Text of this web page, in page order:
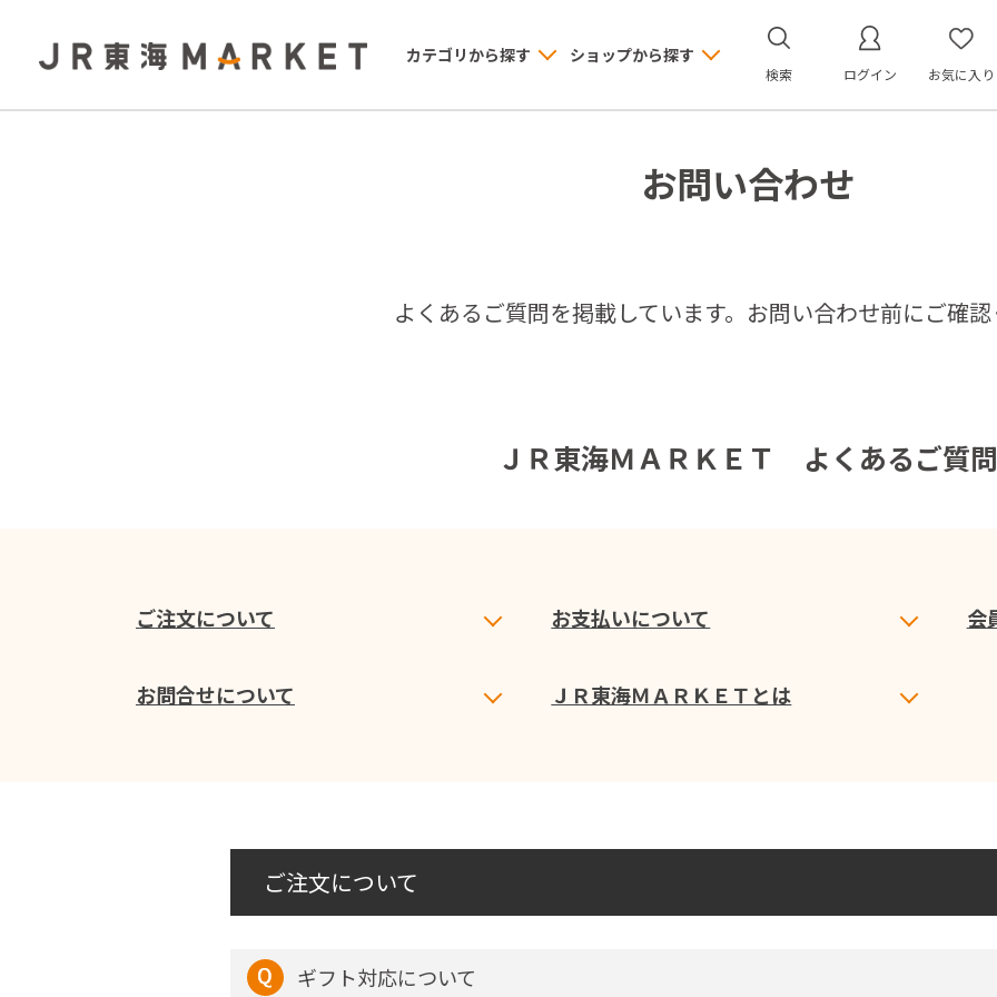
カテゴリから探す ショップから探す
検索 ログイン お気に入り
お問い合わせ
よくあるご質問を掲載しています。お問い合わせ前にご確認
ＪＲ東海ＭＡＲＫＥＴ よくあるご質問
ご注文について お支払いについて 会
お問合せについて ＪＲ東海ＭＡＲＫＥＴとは
ご注文について
ギフト対応について